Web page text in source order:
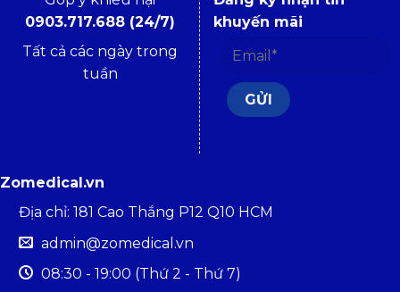
0903.717.688 (24/7)
Tất cả các ngày trong
tuần
khuyến mãi
Zomedical.vn
Địa chỉ: 181 Cao Thắng P12 Q10 HCM
admin@zomedical.vn
08:30 - 19:00 (Thứ 2 - Thứ 7)